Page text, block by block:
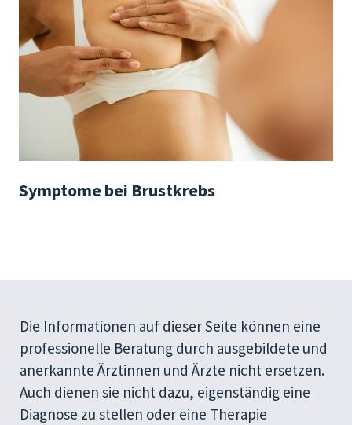
Symptome bei Brustkrebs
Die Informationen auf dieser Seite können eine
professionelle Beratung durch ausgebildete und
anerkannte Ärztinnen und Ärzte nicht ersetzen.
Auch dienen sie nicht dazu, eigenständig eine
Diagnose zu stellen oder eine Therapie